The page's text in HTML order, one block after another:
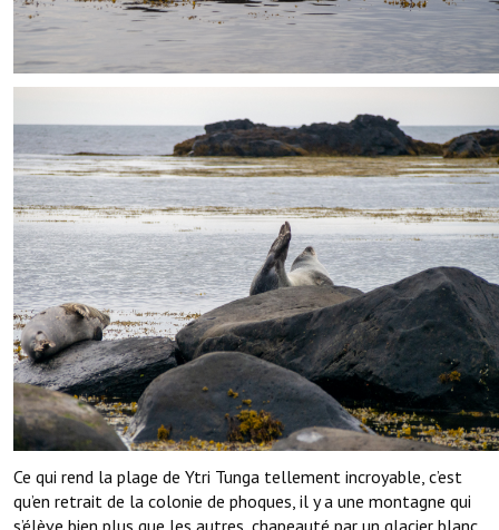
Ce qui rend la plage de Ytri Tunga tellement incroyable, c’est
qu’en retrait de la colonie de phoques, il y a une montagne qui
s’élève bien plus que les autres, chapeauté par un glacier blanc,